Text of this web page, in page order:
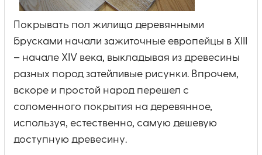
Покрывать пол жилища деревянными
брусками начали зажиточные европейцы в ХIII
– начале ХIV века, выкладывая из древесины
разных пород затейливые рисунки. Впрочем,
вскоре и простой народ перешел с
соломенного покрытия на деревянное,
используя, естественно, самую дешевую
доступную древесину.